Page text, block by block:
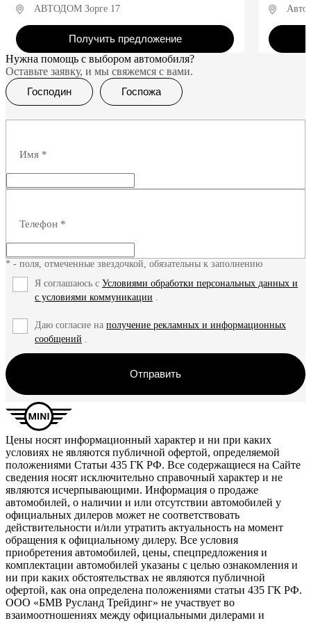
АВТОДОМ Зорге 17
Получить предложение
Нужна помощь с выбором автомобиля?
Оставьте заявку, и мы свяжемся с вами.
Господин
Госпожа
Имя *
Телефон *
* - поля, отмеченные звездочкой, обязательны к заполнению
Я соглашаюсь с Условиями обработки персональных данных и
с условиями коммуникации .
Даю согласие на получение рекламных и информационных
сообщений .
Отправить
Цены носят информационный характер и ни при каких
условиях не являются публичной офертой, определяемой
положениями Статьи 435 ГК РФ. Все содержащиеся на Сайте
сведения носят исключительно справочный характер и не
являются исчерпывающими. Информация о продаже
автомобилей, о наличии и или отсутствии автомобилей у
официальных дилеров может не соответствовать
действительности и/или утратить актуальность на момент
обращения к официальному дилеру. Все условия
приобретения автомобилей, цены, спецпредложения и
комплектации автомобилей указаны с целью ознакомления и
ни при каких обстоятельствах не являются публичной
офертой, как она определена положениями статьи 435 ГК РФ.
ООО «БМВ Русланд Трейдинг» не участвует во
взаимоотношениях между официальными дилерами и